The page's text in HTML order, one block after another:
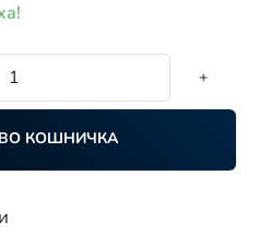
+
КОШНИЧКА